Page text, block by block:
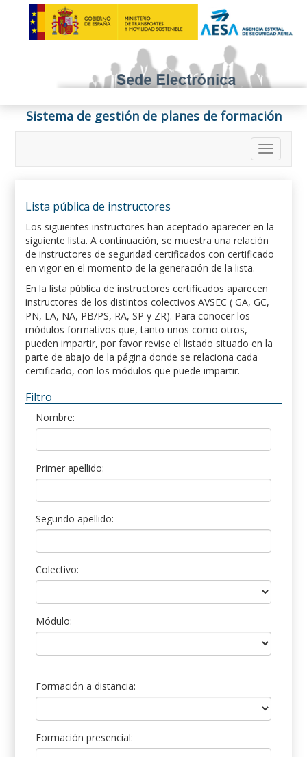
Sistema de gestión de planes de formación
Lista pública de instructores
Los siguientes instructores han aceptado aparecer en la
siguiente lista. A continuación, se muestra una relación
de instructores de seguridad certificados con certificado
en vigor en el momento de la generación de la lista.
En la lista pública de instructores certificados aparecen
instructores de los distintos colectivos AVSEC ( GA, GC,
PN, LA, NA, PB/PS, RA, SP y ZR). Para conocer los
módulos formativos que, tanto unos como otros,
pueden impartir, por favor revise el listado situado en la
parte de abajo de la página donde se relaciona cada
certificado, con los módulos que puede impartir.
Filtro
Nombre:
Primer apellido:
Segundo apellido:
Colectivo:
Módulo:
Formación a distancia:
Formación presencial: